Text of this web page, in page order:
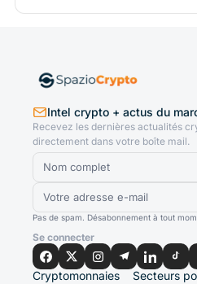
Intel crypto + actus du
Recevez les dernières actualités
directement dans votre boîte mail.
Pas de spam. Désabonnement à tout
Se connecter
Cryptomonnaies Secteurs